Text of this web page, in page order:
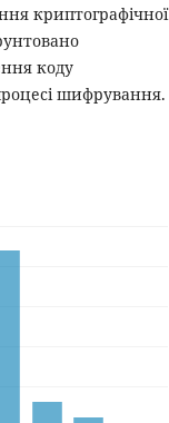
криптографічної
коду
шифрування.